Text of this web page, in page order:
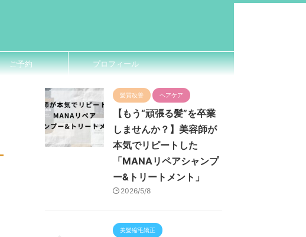
ご予約 プロフィール
髪質改善 ヘアケア
【もう“頑張る髪”を卒業
しませんか？】美容師が
本気でリピートした
「MANAリペアシャンプ
ー&トリートメント」
2026/5/8
美髪縮毛矯正